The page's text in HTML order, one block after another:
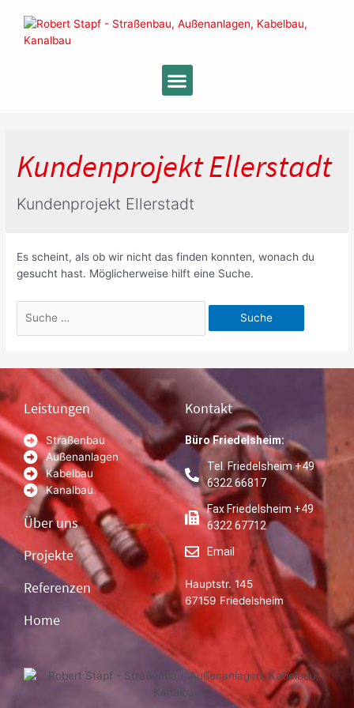
Kundenprojekt Ellerstadt
Kundenprojekt Ellerstadt
Es scheint, als ob wir nicht das finden konnten, wonach du
gesucht hast. Möglicherweise hilft eine Suche.
Leistungen
Straßenbau
Außenanlagen
Kabelbau
Kanalbau
Über uns
Projekte
Referenzen
Home
Kontakt
Büro Friedelsheim:
Tel. Friedelsheim +49
6322 66817
Fax Friedelsheim +49
6322 67712
Email
Hauptstr. 145
67159 Friedelsheim